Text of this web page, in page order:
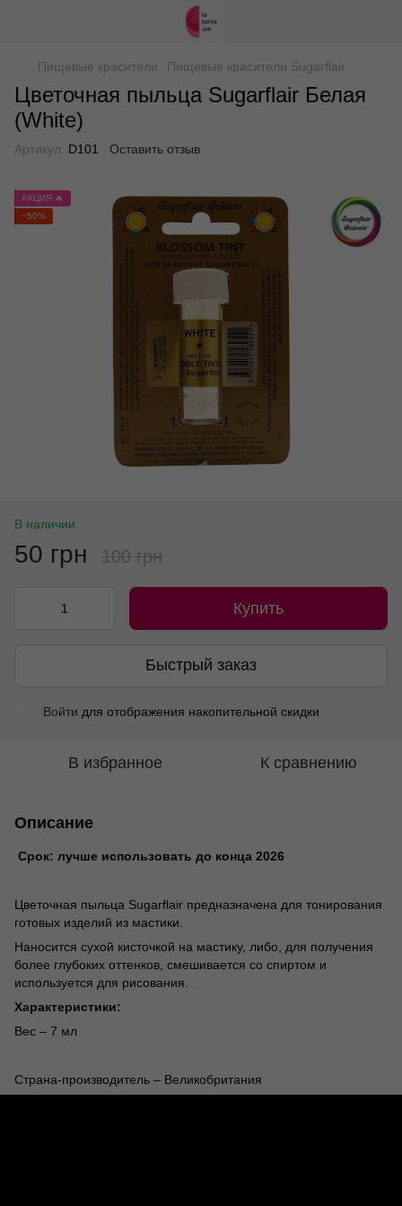
Пищевые красители Пищевые красители Sugarflair
Цветочная пыльца Sugarflair Белая
(White)
Артикул: D101 Оставить отзыв
АКЦИЯ 🔥
−50%
В наличии
50 грн 100 грн
Купить
Быстрый заказ
Войти для отображения накопительной скидки
В избранное К сравнению
Описание
Срок: лучше использовать до конца 2026
Цветочная пыльца Sugarflair предназначена для тонирования
готовых изделий из мастики.
Наносится сухой кисточкой на мастику, либо, для получения
более глубоких оттенков, смешивается со спиртом и
используется для рисования.
Характеристики:
Вес – 7 мл
Страна-производитель – Великобритания